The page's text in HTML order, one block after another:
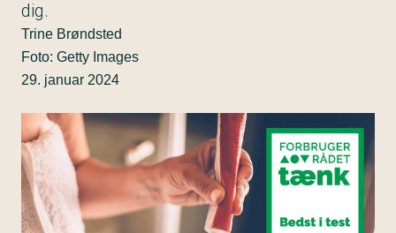
dig.
Trine Brøndsted
Foto: Getty Images
29. januar 2024